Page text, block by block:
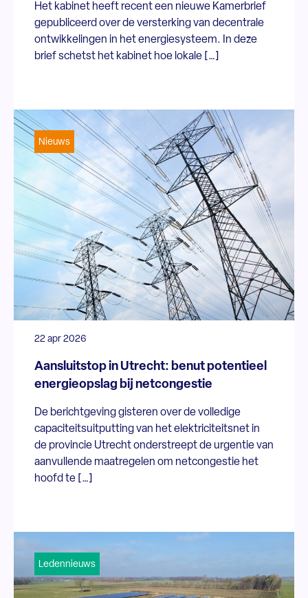
Het kabinet heeft recent een nieuwe Kamerbrief
gepubliceerd over de versterking van decentrale
ontwikkelingen in het energiesysteem. In deze
brief schetst het kabinet hoe lokale […]
Nieuws
22 apr 2026
Aansluitstop in Utrecht: benut potentieel
energieopslag bij netcongestie
De berichtgeving gisteren over de volledige
capaciteitsuitputting van het elektriciteitsnet in
de provincie Utrecht onderstreept de urgentie van
aanvullende maatregelen om netcongestie het
hoofd te […]
Ledennieuws